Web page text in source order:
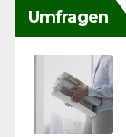
Umfragen